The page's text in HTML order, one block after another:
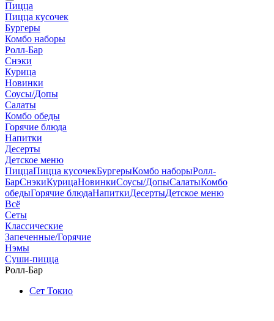
Пицца
Пицца кусочек
Бургеры
Комбо наборы
Ролл-Бар
Снэки
Курица
Новинки
Соусы/Допы
Салаты
Комбо обеды
Горячие блюда
Напитки
Десерты
Детское меню
ПиццаПицца кусочекБургерыКомбо наборыРолл-
БарСнэкиКурицаНовинкиСоусы/ДопыСалатыКомбо
обедыГорячие блюдаНапиткиДесертыДетское меню
Всё
Сеты
Классические
Запеченные/Горячие
Нэмы
Суши-пицца
Ролл-Бар
Сет Токио